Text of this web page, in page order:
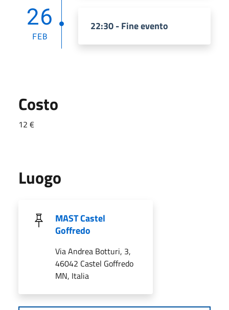
26
FEB
22:30 - Fine evento
Costo
12 €
Luogo
MAST Castel
Goffredo
Via Andrea Botturi, 3,
46042 Castel Goffredo
MN, Italia